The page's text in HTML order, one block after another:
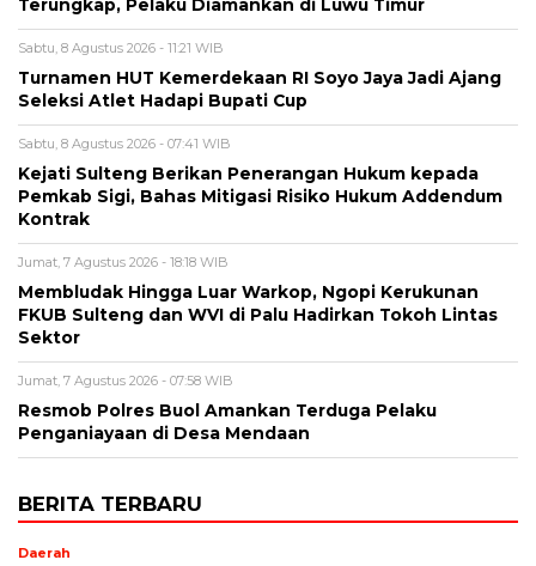
Terungkap, Pelaku Diamankan di Luwu Timur
Sabtu, 8 Agustus 2026 - 11:21 WIB
Turnamen HUT Kemerdekaan RI Soyo Jaya Jadi Ajang
Seleksi Atlet Hadapi Bupati Cup
Sabtu, 8 Agustus 2026 - 07:41 WIB
Kejati Sulteng Berikan Penerangan Hukum kepada
Pemkab Sigi, Bahas Mitigasi Risiko Hukum Addendum
Kontrak
Jumat, 7 Agustus 2026 - 18:18 WIB
Membludak Hingga Luar Warkop, Ngopi Kerukunan
FKUB Sulteng dan WVI di Palu Hadirkan Tokoh Lintas
Sektor
Jumat, 7 Agustus 2026 - 07:58 WIB
Resmob Polres Buol Amankan Terduga Pelaku
Penganiayaan di Desa Mendaan
BERITA TERBARU
Daerah